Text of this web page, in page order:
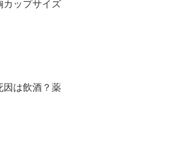
カップサイズ
因は飲酒？薬